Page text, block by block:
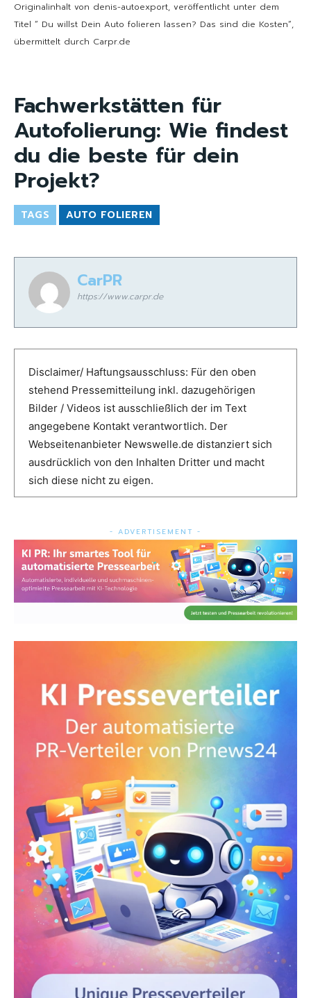
Originalinhalt von denis-autoexport, veröffentlicht unter dem
Titel “ Du willst Dein Auto folieren lassen? Das sind die Kosten“,
übermittelt durch Carpr.de
Fachwerkstätten für
Autofolierung: Wie findest
du die beste für dein
Projekt?
TAGS AUTO FOLIEREN
CarPR
https://www.carpr.de
Disclaimer/ Haftungsausschluss: Für den oben
stehend Pressemitteilung inkl. dazugehörigen
Bilder / Videos ist ausschließlich der im Text
angegebene Kontakt verantwortlich. Der
Webseitenanbieter Newswelle.de distanziert sich
ausdrücklich von den Inhalten Dritter und macht
sich diese nicht zu eigen.
- ADVERTISEMENT -